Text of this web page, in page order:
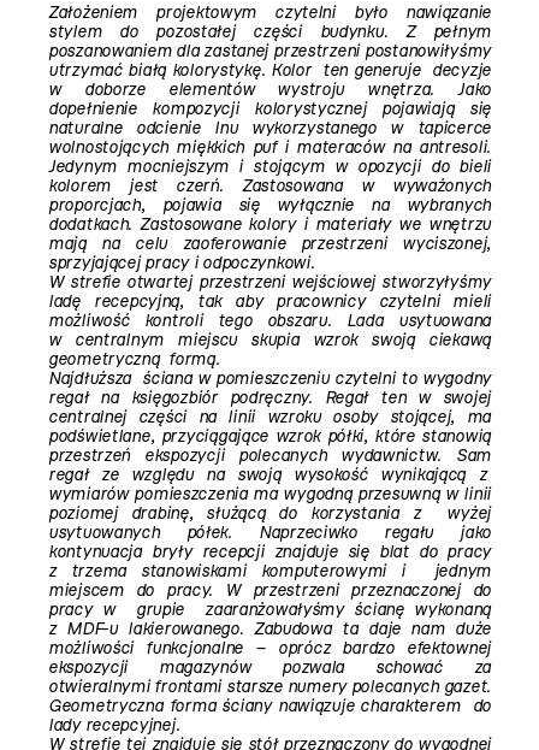
Założeniem projektowym czytelni było nawiązanie
stylem do pozostałej części budynku. Z pełnym
poszanowaniem dla zastanej przestrzeni postanowiłyśmy
utrzymać białą kolorystykę. Kolor ten generuje decyzje
w doborze elementów wystroju wnętrza. Jako
dopełnienie kompozycji kolorystycznej pojawiają się
naturalne odcienie lnu wykorzystanego w tapicerce
wolnostojących miękkich puf i materaców na antresoli.
Jedynym mocniejszym i stojącym w opozycji do bieli
kolorem jest czerń. Zastosowana w wyważonych
proporcjach, pojawia się wyłącznie na wybranych
dodatkach. Zastosowane kolory i materiały we wnętrzu
mają na celu zaoferowanie przestrzeni wyciszonej,
sprzyjającej pracy i odpoczynkowi.
W strefie otwartej przestrzeni wejściowej stworzyłyśmy
ladę recepcyjną, tak aby pracownicy czytelni mieli
możliwość kontroli tego obszaru. Lada usytuowana
w centralnym miejscu skupia wzrok swoją ciekawą
geometryczną formą.
Najdłuższa ściana w pomieszczeniu czytelni to wygodny
regał na księgozbiór podręczny. Regał ten w swojej
centralnej części na linii wzroku osoby stojącej, ma
podświetlane, przyciągające wzrok półki, które stanowią
przestrzeń ekspozycji polecanych wydawnictw. Sam
regał ze względu na swoją wysokość wynikającą z
wymiarów pomieszczenia ma wygodną przesuwną w linii
poziomej drabinę, służącą do korzystania z wyżej
usytuowanych półek. Naprzeciwko regału jako
kontynuacja bryły recepcji znajduje się blat do pracy
z trzema stanowiskami komputerowymi i jednym
miejscem do pracy. W przestrzeni przeznaczonej do
pracy w grupie zaaranżowałyśmy ścianę wykonaną
z MDF-u lakierowanego. Zabudowa ta daje nam duże
możliwości funkcjonalne – oprócz bardzo efektownej
ekspozycji magazynów pozwala schować za
otwieralnymi frontami starsze numery polecanych gazet.
Geometryczna forma ściany nawiązuje charakterem do
lady recepcyjnej.
W strefie tej znajduje się stół przeznaczony do wygodnej